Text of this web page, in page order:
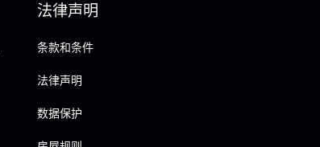
法律声明
条款和条件
法律声明
数据保护